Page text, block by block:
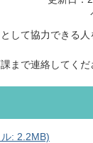
して協力できる
まで連絡してくだ
: 2.2MB)